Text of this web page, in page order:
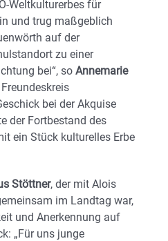
Weltkulturerbes für
und trug maßgeblich
auf der
zu einer
bei“, so Annemarie
bei der Akquise
der Fortbestand des
ein Stück kulturelles Erbe
Stöttner, der mit Alois
im Landtag war,
und Anerkennung auf
„Für uns junge